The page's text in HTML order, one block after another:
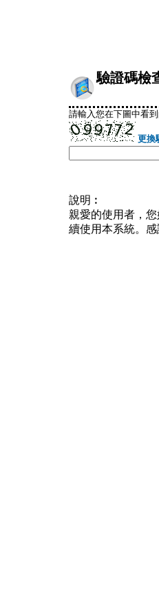
驗證碼檢
請輸入您在下圖中看
更換
說明︰
親愛的使用者，
續使用本系統。感